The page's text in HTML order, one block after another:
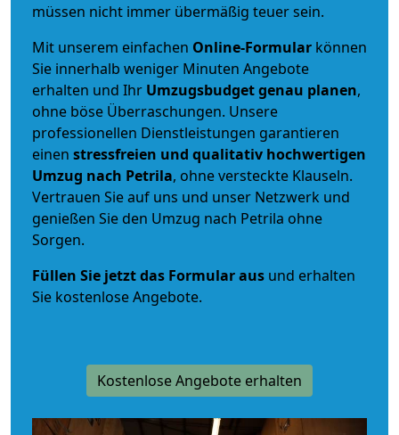
müssen nicht immer übermäßig teuer sein.
Mit unserem einfachen Online-Formular können
Sie innerhalb weniger Minuten Angebote
erhalten und Ihr Umzugsbudgetgenau planen,
ohne böse Überraschungen. Unsere
professionellen Dienstleistungen garantieren
einen stressfreien und qualitativ hochwertigen
Umzug nach Petrila, ohne versteckte Klauseln.
Vertrauen Sie auf uns und unser Netzwerk und
genießen Sie den Umzug nach Petrila ohne
Sorgen.
Füllen Sie jetzt das Formular aus und erhalten
Sie kostenlose Angebote.
Kostenlose Angebote erhalten